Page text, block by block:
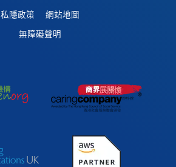
私隱政策
網站地圖
無障礙聲明